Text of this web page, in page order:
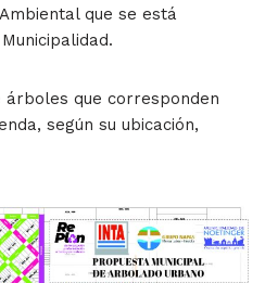
que se está
que corresponden
según su ubicación,